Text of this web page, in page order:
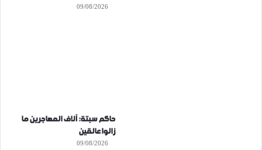
09/08/2026
حاكم سبتة: آلاف المهاجرين ما
زالوا عالقين
09/08/2026